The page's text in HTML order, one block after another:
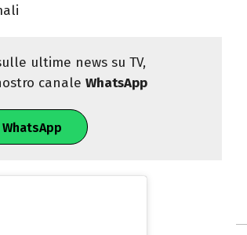
ultime news su TV,
canaleWhatsApp